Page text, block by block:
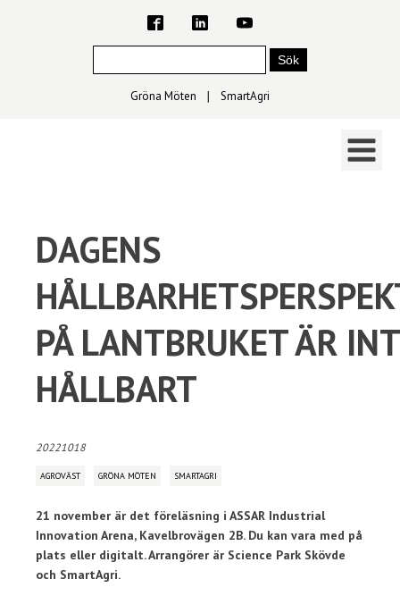
Gröna Möten ∣ SmartAgri
DAGENS
PÅ LANTBRUKET ÄR
HÅLLBART
20221018
AGROVÄST GRÖNA MÖTEN SMARTAGRI
21 november är det föreläsning i ASSAR Industrial
Innovation Arena, Kavelbrovägen 2B. Du kan vara med på
plats eller digitalt. Arrangörer är Science Park Skövde
och SmartAgri.